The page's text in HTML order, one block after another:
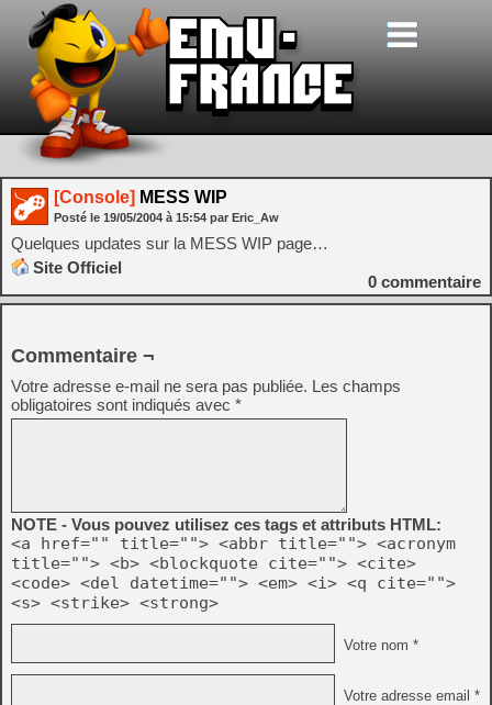
[Console] MESS WIP
Posté le 19/05/2004 à 15:54 par Eric_Aw
Quelques updates sur la MESS WIP page…
Site Officiel
0 commentaire
Commentaire ¬
Votre adresse e-mail ne sera pas publiée. Les champs
obligatoires sont indiqués avec *
NOTE - Vous pouvez utilisez ces tags et attributs HTML:
<a href="" title=""> <abbr title=""> <acronym
title=""> <b> <blockquote cite=""> <cite>
<code> <del datetime=""> <em> <i> <q cite="">
<s> <strike> <strong>
Votre nom *
Votre adresse email *